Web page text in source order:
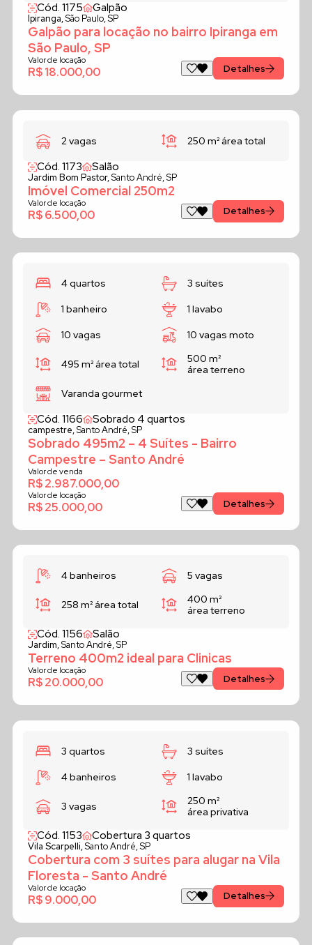
Cód. 1175 Galpão
Ipiranga,São Paulo, SP
Galpão para locação no bairro Ipiranga em
São Paulo, SP
Valor de locação
R$ 18.000,00 Detalhes
2 vagas 250 m²área total
Cód. 1173 Salão
Jardim Bom Pastor,Santo André, SP
Imóvel Comercial 250m2
Valor de locação
R$ 6.500,00 Detalhes
4 quartos 3 suítes
1 banheiro 1 lavabo
10 vagas 10 vagas moto
495 m²área total
500 m²
área terreno
Varanda gourmet
Cód. 1166 Sobrado 4 quartos
campestre,Santo André, SP
Sobrado 495m2 – 4 Suítes - Bairro
Campestre – Santo André
Valor de venda
R$ 2.987.000,00
Valor de locação
R$ 25.000,00 Detalhes
4 banheiros 5 vagas
258 m²área total
400 m²
área terreno
Cód. 1156 Salão
Jardim,Santo André, SP
Terreno 400m2 ideal para Clinicas
Valor de locação
R$ 20.000,00 Detalhes
3 quartos 3 suítes
4 banheiros 1 lavabo
3 vagas
250 m²
área privativa
Cód. 1153 Cobertura 3 quartos
Vila Scarpelli,Santo André, SP
Cobertura com 3 suítes para alugar na Vila
Floresta - Santo André
Valor de locação
R$ 9.000,00 Detalhes